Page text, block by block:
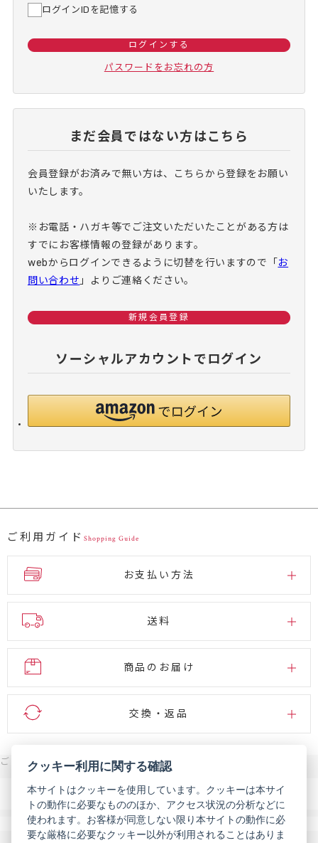
ログインIDを記憶する
ログインする
パスワードをお忘れの方
まだ会員ではない方はこちら
会員登録がお済みで無い方は、こちらから登録をお願い
いたします。
※お電話・ハガキ等でご注文いただいたことがある方は
すでにお客様情報の登録があります。
webからログインできるように切替を行いますので
「 お
問い合わせ 」よりご連絡ください。
新規会員登録
ソーシャルアカウントでログイン
ご利用ガイド Shopping Guide
お支払い方法
送料
商品のお届け
交換・返品
ご注文・お問い合わせはこちら
電話 0120-007-444
受付時間 9:00～18:00（年末年始などを除く）
メール お問い合わせフォーム
クッキー利用に関する確認
本サイトはクッキーを使用しています。クッキーは本サイ
トの動作に必要なもののほか、アクセス状況の分析などに
使われます。お客様が同意しない限り本サイトの動作に必
要な厳格に必要なクッキー以外が利用されることはありま